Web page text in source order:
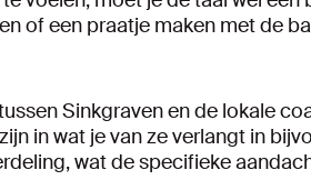
of een praatje maken met de
Sinkgraven en de lokale
in wat je van ze verlangt in
wat de specifieke